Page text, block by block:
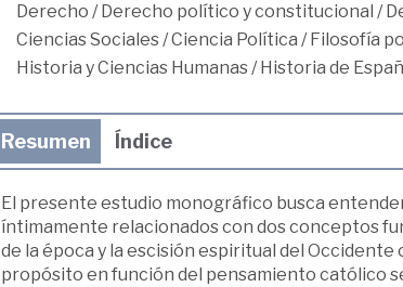
Derecho / Derecho político y constitucional /
Ciencias Sociales/Ciencia Política / Filosofía
Historia y Ciencias Humanas/ Historia de
Resumen Índice
El presente estudio monográfico busca
íntimamente relacionados con dos conceptos
de la época y la escisión espiritual del
propósito en función del pensamiento católico